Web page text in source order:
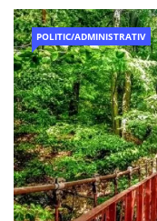
POLITIC/ADMINISTRATIV